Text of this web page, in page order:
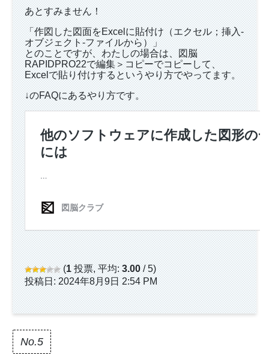
あとすみません！
「作図した図面をExcelに貼付け（エクセル；挿入-
オブジェクト-ファイルから）」
とのことですが、わたしの場合は、図脳
RAPIDPRO22で編集＞コピーでコピーして、
Excelで貼り付けするというやり方でやってます。
↓のFAQにあるやり方です。
(1投票, 平均:3.00/ 5)
投稿日: 2024年8月9日 2:54 PM
No.5